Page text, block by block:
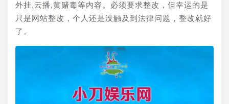
外挂,云播,黄赌毒等内容。必须要求整改，但幸运的是
只是网站整改，个人还是没触及到法律问题，整改就好
了。